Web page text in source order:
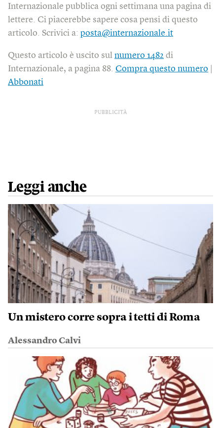
Internazionale pubblica ogni settimana una pagina di
lettere. Ci piacerebbe sapere cosa pensi di questo
articolo. Scrivici a: posta@internazionale.it
Questo articolo è uscito sul numero 1482 di
Internazionale, a pagina 88. Compra questo numero
Abbonati
PUBBLICITÀ
Leggi anche
Un mistero corre sopra i tetti di Roma
Alessandro Calvi